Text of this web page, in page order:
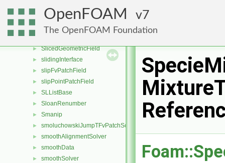
OpenFOAM 7
The OpenFOAM Foundation
► SLGThermo
► slicedFvPatchField
►
► SlicedGeometricField
► slidingInterface
► slipFvPatchField
► slipPointPatchField
► SLListBase
► SloanRenumber
► Smanip
► smoluchowskiJumpTFvPatchScalarField
► smoothAlignmentSolver
► smoothData
► smoothSolver